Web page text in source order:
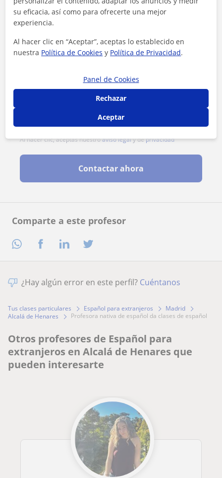
Comparte a este profesor
Al hacer clic, aceptas nuestroaviso legaly deprivacidad
Contactar ahora
¿Hay algún error en este perfil? Cuéntanos
Tus clases particulares Español para extranjeros
Madrid
Alcalá de Henares
profesora nativa de español da clases de español
Otros profesores de Español para
extranjeros en Alcalá de Henares que
pueden interesarte
su eficacia, así como para ofrecerte una mejor
experiencia.
Al hacer clic en “Aceptar”, aceptas lo establecido en
nuestra Política de Cookies y Política de Privacidad.
Panel de Cookies
Rechazar
Aceptar